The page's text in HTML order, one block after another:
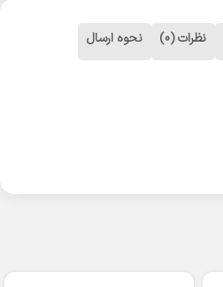
نظرات (0) نحوه ارسال